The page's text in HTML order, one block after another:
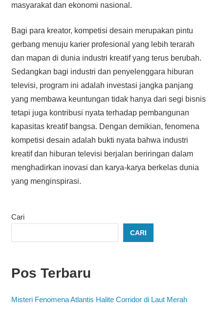
masyarakat dan ekonomi nasional.
Bagi para kreator, kompetisi desain merupakan pintu
gerbang menuju karier profesional yang lebih terarah
dan mapan di dunia industri kreatif yang terus berubah.
Sedangkan bagi industri dan penyelenggara hiburan
televisi, program ini adalah investasi jangka panjang
yang membawa keuntungan tidak hanya dari segi bisnis
tetapi juga kontribusi nyata terhadap pembangunan
kapasitas kreatif bangsa. Dengan demikian, fenomena
kompetisi desain adalah bukti nyata bahwa industri
kreatif dan hiburan televisi berjalan beriringan dalam
menghadirkan inovasi dan karya-karya berkelas dunia
yang menginspirasi.
Cari
CARI
Pos Terbaru
Misteri Fenomena Atlantis Halite Corridor di Laut Merah